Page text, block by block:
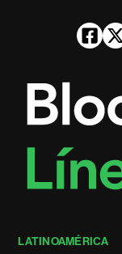
LATINOAMÉRICA